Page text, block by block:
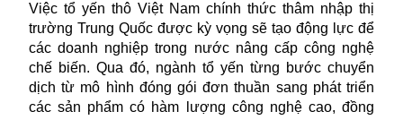
Việc tổ yến thô Việt Nam chính thức thâm nhập thị
trường Trung Quốc được kỳ vọng sẽ tạo động lực để
các doanh nghiệp trong nước nâng cấp công nghệ
chế biến. Qua đó, ngành tổ yến từng bước chuyển
dịch từ mô hình đóng gói đơn thuần sang phát triển
các sản phẩm có hàm lượng công nghệ cao, đồng